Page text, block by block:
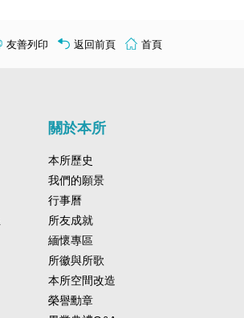
友善列印 返回前頁 首頁
關於本所
本所歷史
我們的願景
行事曆
所友成就
緬懷專區
所徽與所歌
本所空間改造
榮譽勳章